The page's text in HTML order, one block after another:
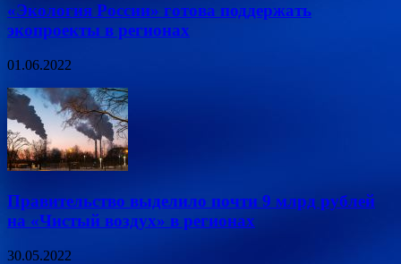
«Экология России» готова поддержать
экопроекты в регионах
01.06.2022
Правительство выделило почти 9 млрд рублей
на «Чистый воздух» в регионах
30.05.2022